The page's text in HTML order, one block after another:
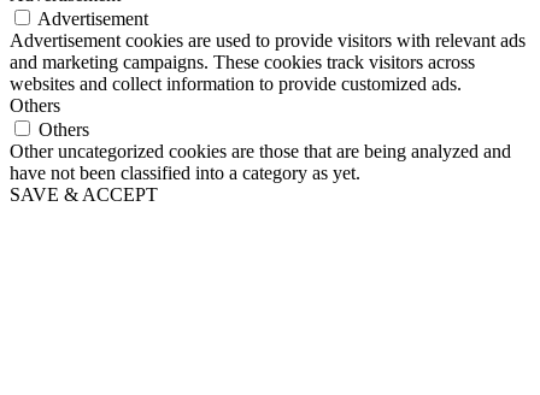
Advertisement
Advertisement cookies are used to provide visitors with relevant ads
and marketing campaigns. These cookies track visitors across
websites and collect information to provide customized ads.
Others
Others
Other uncategorized cookies are those that are being analyzed and
have not been classified into a category as yet.
SAVE & ACCEPT